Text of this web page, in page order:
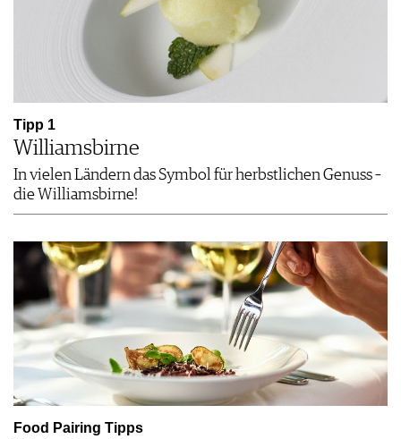
Tipp 1
Williamsbirne
In vielen Ländern das Symbol für herbstlichen Genuss –
die Williamsbirne!
Food Pairing Tipps